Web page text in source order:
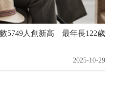
5749人創新高 最年長122歲
2025-10-29